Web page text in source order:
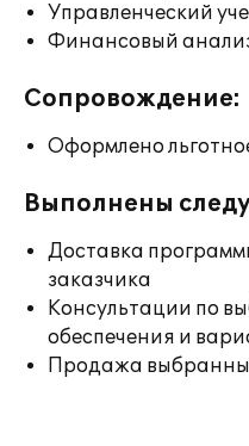
Управленческий
Финансовый
Сопровождение:
Оформлено
Выполнены
Доставка
заказчика
Консультации по
обеспечения и
Продажа